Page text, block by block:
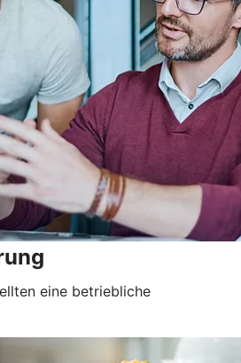
eine betriebliche